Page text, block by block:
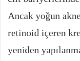
Ancak yoğun
retinoid içeren
yeniden